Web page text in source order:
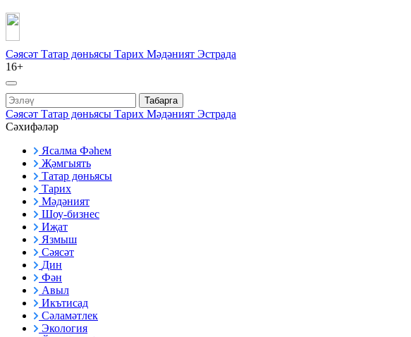
Сәясәт Татар дөньясы Тарих Мәдәният Эстрада
16+
Табарга
Сәясәт Татар дөньясы Тарих Мәдәният Эстрада
Сәхифәләр
Ясалма Фәһем
Җәмгыять
Татар дөньясы
Тарих
Мәдәният
Шоу-бизнес
Иҗат
Язмыш
Сәясәт
Дин
Фән
Авыл
Икътисад
Сәламәтлек
Экология